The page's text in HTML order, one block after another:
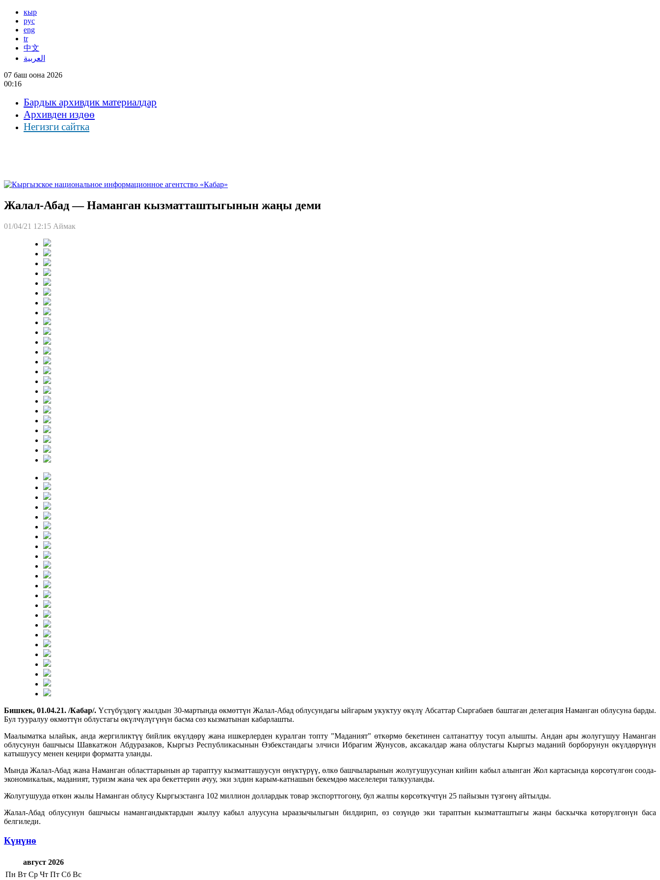
кыр
рус
eng
tr
中文
العربية
07 баш оона 2026
00:16
Бардык архивдик материалдар
Архивден издөө
Негизги сайтка
Жалал-Абад — Наманган кызматташтыгынын жаңы деми
01/04/21 12:15 Аймак
Бишкек, 01.04.21. /Кабар/.Үстүбүздөгү жылдын 30-мартында өкмөттүн Жалал-Абад облусундагы ыйгарым укуктуу өкүлү Абсаттар Сыргабаев баштаган делегация Наманган облусуна барды.
Бул тууралуу өкмөттүн облустагы өкүлчүлүгүнүн басма сөз кызматынан кабарлашты.
Маалыматка ылайык, анда жергиликтүү бийлик өкүлдөрү жана ишкерлерден куралган топту "Маданият" өткөрмө бекетинен салтанаттуу тосуп алышты. Андан ары жолугушуу Наманган
облусунун башчысы Шавкатжон Абдуразаков, Кыргыз Республикасынын Өзбекстандагы элчиси Ибрагим Жунусов, аксакалдар жана облустагы Кыргыз маданий борборунун өкүлдөрүнүн
катышуусу менен кеңири форматта уланды.
Мында Жалал-Абад жана Наманган областтарынын ар тараптуу кызматташуусун өнүктүрүү, өлкө башчыларынын жолугушуусунан кийин кабыл алынган Жол картасында көрсөтүлгөн соода-
экономикалык, маданият, туризм жана чек ара бекеттерин ачуу, эки элдин карым-катнашын бекемдөө маселелери талкууланды.
Жолугушууда өткөн жылы Наманган облусу Кыргызстанга 102 миллион доллардык товар экспорттогону, бул жалпы көрсөткүчтүн 25 пайызын түзгөнү айтылды.
Жалал-Абад облусунун башчысы намангандыктардын жылуу кабыл алуусуна ыраазычылыгын билдирип, өз сөзүндө эки тараптын кызматташтыгы жаңы баскычка көтөрүлгөнүн баса
белгиледи.
Күнүнө
август 2026
Пн Вт Ср Чт Пт Сб Вс